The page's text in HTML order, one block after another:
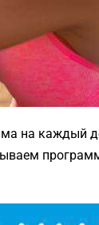
на каждый